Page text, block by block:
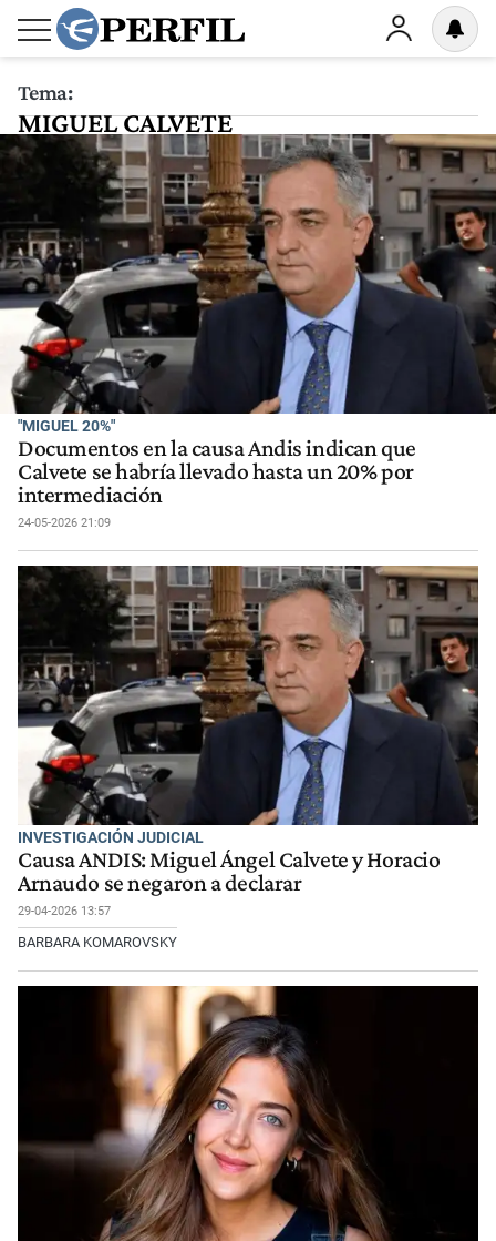
Tema:
MIGUEL CALVETE
"MIGUEL 20%"
Documentos en la causa Andis indican que
Calvete se habría llevado hasta un 20% por
intermediación
24-05-2026 21:09
INVESTIGACIÓN JUDICIAL
Causa ANDIS: Miguel Ángel Calvete y Horacio
Arnaudo se negaron a declarar
29-04-2026 13:57
BARBARA KOMAROVSKY